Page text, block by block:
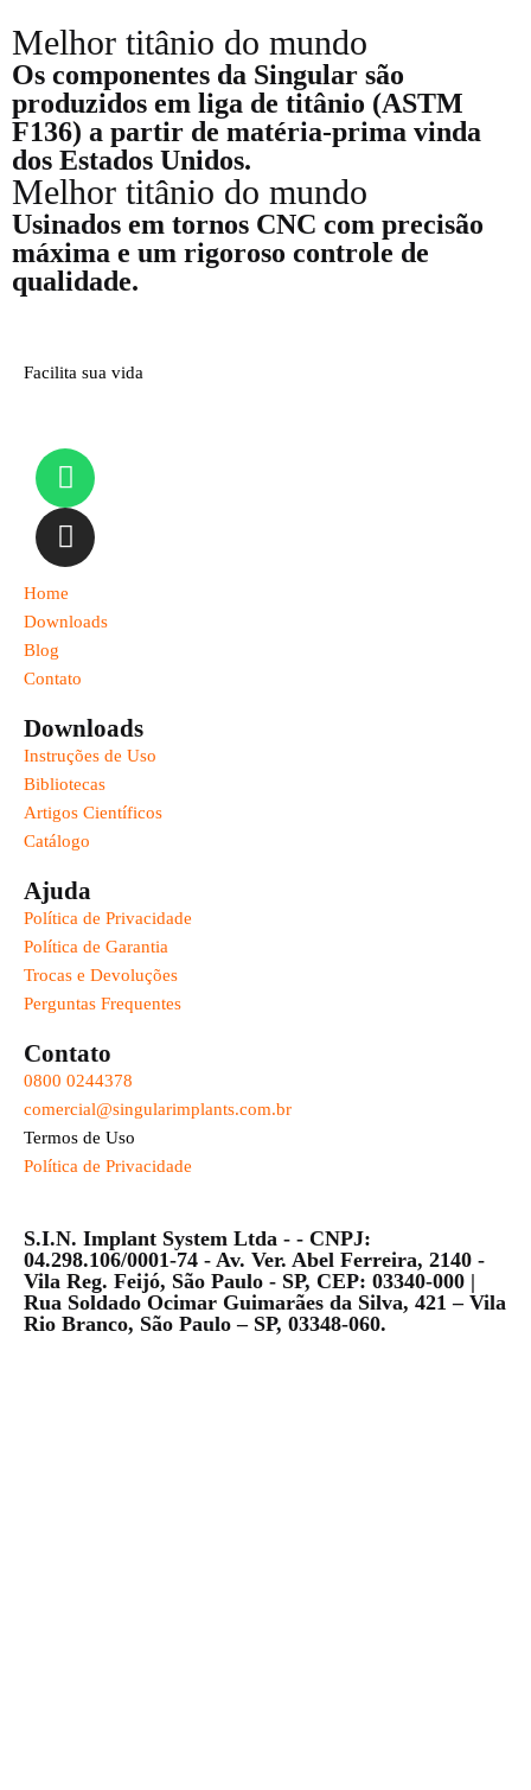
Melhor titânio do mundo
Os componentes da Singular são
produzidos em liga de titânio (ASTM
F136) a partir de matéria-prima vinda
dos Estados Unidos.
Melhor titânio do mundo
Usinados em tornos CNC com precisão
máxima e um rigoroso controle de
qualidade.
Facilita sua vida
Home
Downloads
Blog
Contato
Downloads
Instruções de Uso
Bibliotecas
Artigos Científicos
Catálogo
Ajuda
Política de Privacidade
Política de Garantia
Trocas e Devoluções
Perguntas Frequentes
Contato
0800 0244378
comercial@singularimplants.com.br
Termos de Uso
Política de Privacidade
S.I.N. Implant System Ltda - - CNPJ:
04.298.106/0001-74 - Av. Ver. Abel Ferreira, 2140 -
Vila Reg. Feijó, São Paulo - SP, CEP: 03340-000 |
Rua Soldado Ocimar Guimarães da Silva, 421 – Vila
Rio Branco, São Paulo – SP, 03348-060.